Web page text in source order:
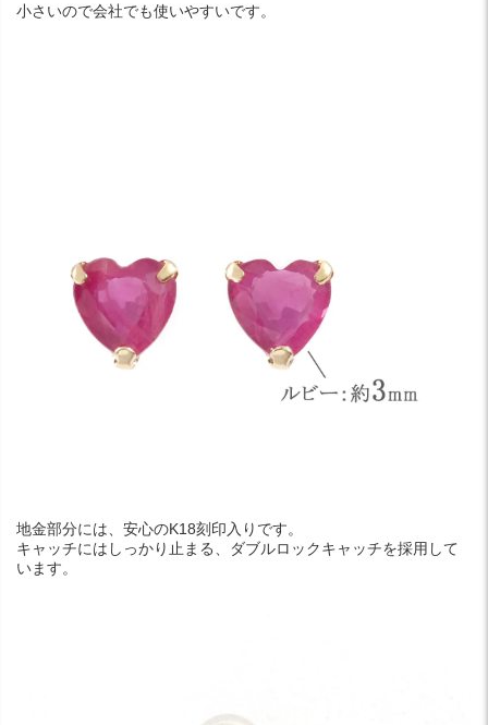
小さいので会社でも使いやすいです。
地金部分には、安心のK18刻印入りです。
キャッチにはしっかり止まる、ダブルロックキャッチを採用して
います。